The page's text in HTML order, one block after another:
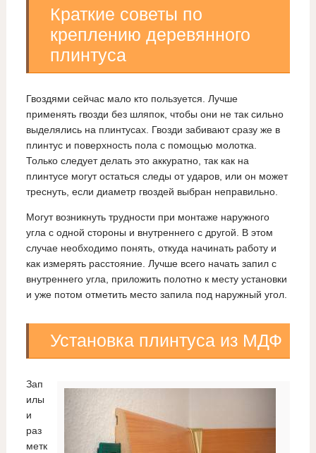
Краткие советы по
креплению деревянного
плинтуса
Гвоздями сейчас мало кто пользуется. Лучше
применять гвозди без шляпок, чтобы они не так сильно
выделялись на плинтусах. Гвозди забивают сразу же в
плинтус и поверхность пола с помощью молотка.
Только следует делать это аккуратно, так как на
плинтусе могут остаться следы от ударов, или он может
треснуть, если диаметр гвоздей выбран неправильно.
Могут возникнуть трудности при монтаже наружного
угла с одной стороны и внутреннего с другой. В этом
случае необходимо понять, откуда начинать работу и
как измерять расстояние. Лучше всего начать запил с
внутреннего угла, приложить полотно к месту установки
и уже потом отметить место запила под наружный угол.
Установка плинтуса из МДФ
Зап
илы
и
раз
метк